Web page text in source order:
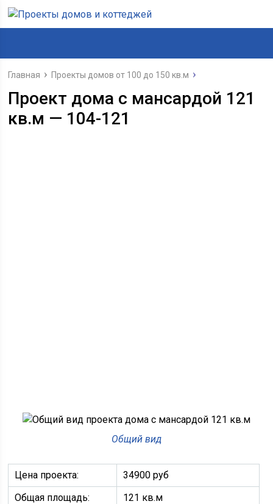
Главная Проекты домов от 100 до 150 кв.м
Проект дома с мансардой 121
кв.м — 104-121
Общий вид
Цена проекта:
34900 руб
Общая площадь:
121 кв.м